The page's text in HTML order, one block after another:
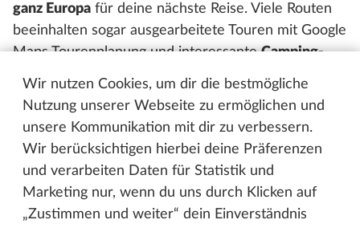
Wir nutzen Cookies, um dir die bestmögliche
Nutzung unserer Webseite zu ermöglichen und
unsere Kommunikation mit dir zu verbessern.
Wir berücksichtigen hierbei deine Präferenzen
und verarbeiten Daten für Statistik und
Marketing nur, wenn du uns durch Klicken auf
„Zustimmen und weiter“ dein Einverständnis
ganz Europa für deine nächste Reise. Viele Routen
beeinhalten sogar ausgearbeitete Touren mit Google
Maps Tourenplanung und interessanteCamping-
und Stellplatztipps.
Jeden Monat gibt es einen
neuen spannenden Tipp. Drei Routen kannst du dir
direkt hier anschauen. Lust auf mehr? Dann einfach
kostenlos im Mein Hobby-Mitgliederbereich
anmelden!